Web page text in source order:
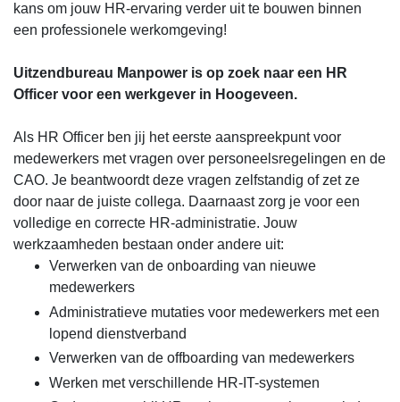
kans om jouw HR-ervaring verder uit te bouwen binnen
een professionele werkomgeving!
Uitzendbureau Manpower is op zoek naar een HR
Officer voor een werkgever in Hoogeveen.
Als HR Officer ben jij het eerste aanspreekpunt voor
medewerkers met vragen over personeelsregelingen en de
CAO. Je beantwoordt deze vragen zelfstandig of zet ze
door naar de juiste collega. Daarnaast zorg je voor een
volledige en correcte HR-administratie. Jouw
werkzaamheden bestaan onder andere uit:
Verwerken van de onboarding van nieuwe
medewerkers
Administratieve mutaties voor medewerkers met een
lopend dienstverband
Verwerken van de offboarding van medewerkers
Werken met verschillende HR-IT-systemen